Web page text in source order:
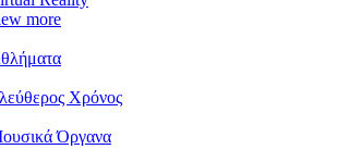
more
Χρόνος
Όργανα